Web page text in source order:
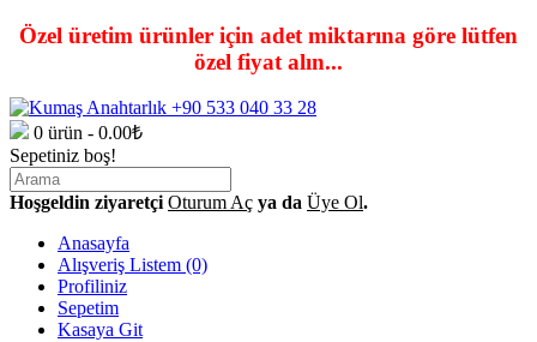
Özel üretim ürünler için adet miktarına göre lütfen
özel fiyat alın...
0 ürün - 0.00₺
Sepetiniz boş!
Hoşgeldin ziyaretçiOturum Aç ya da Üye Ol.
Anasayfa
Alışveriş Listem (0)
Profiliniz
Sepetim
Kasaya Git